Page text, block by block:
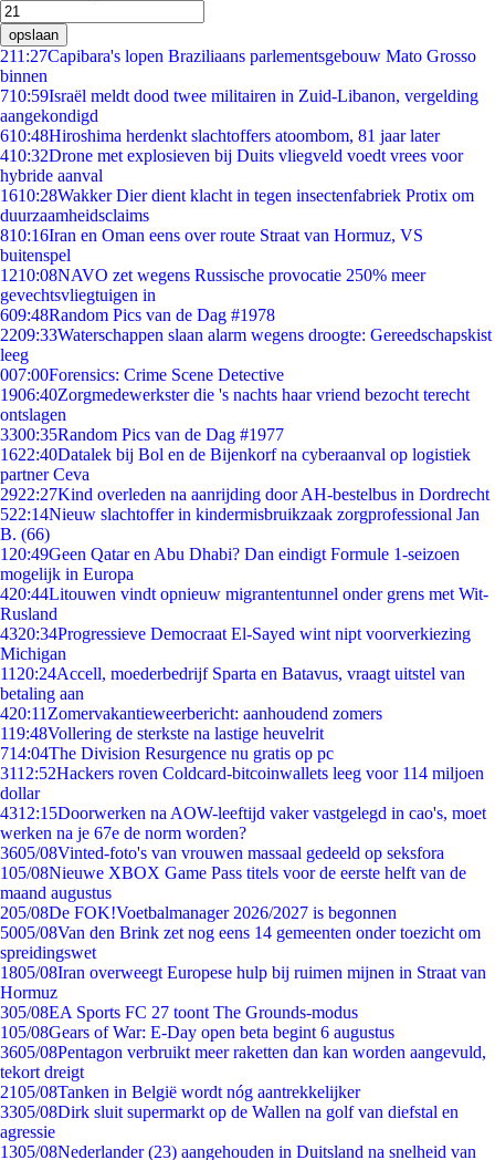
opslaan
211:27Capibara's lopen Braziliaans parlementsgebouw Mato Grosso
binnen
710:59Israël meldt dood twee militairen in Zuid-Libanon, vergelding
aangekondigd
610:48Hiroshima herdenkt slachtoffers atoombom, 81 jaar later
410:32Drone met explosieven bij Duits vliegveld voedt vrees voor
hybride aanval
1610:28Wakker Dier dient klacht in tegen insectenfabriek Protix om
duurzaamheidsclaims
810:16Iran en Oman eens over route Straat van Hormuz, VS
buitenspel
1210:08NAVO zet wegens Russische provocatie 250% meer
gevechtsvliegtuigen in
609:48Random Pics van de Dag #1978
2209:33Waterschappen slaan alarm wegens droogte: Gereedschapskist
leeg
007:00Forensics: Crime Scene Detective
1906:40Zorgmedewerkster die 's nachts haar vriend bezocht terecht
ontslagen
3300:35Random Pics van de Dag #1977
1622:40Datalek bij Bol en de Bijenkorf na cyberaanval op logistiek
partner Ceva
2922:27Kind overleden na aanrijding door AH-bestelbus in Dordrecht
522:14Nieuw slachtoffer in kindermisbruikzaak zorgprofessional Jan
B. (66)
1 20:49Geen Qatar en Abu Dhabi? Dan eindigt Formule 1-seizoen
mogelijk in Europa
420:44Litouwen vindt opnieuw migrantentunnel onder grens met Wit-
Rusland
4320:34Progressieve Democraat El-Sayed wint nipt voorverkiezing
Michigan
11 20:24Accell, moederbedrijf Sparta en Batavus, vraagt uitstel van
betaling aan
420:11 Zomervakantieweerbericht: aanhoudend zomers
119:48Vollering de sterkste na lastige heuvelrit
714:04The Division Resurgence nu gratis op pc
3112:52Hackers roven Coldcard-bitcoinwallets leeg voor 114 miljoen
dollar
4312:15Doorwerken na AOW-leeftijd vaker vastgelegd in cao's, moet
werken na je 67e de norm worden?
3605/08Vinted-foto's van vrouwen massaal gedeeld op seksfora
105/08Nieuwe XBOX Game Pass titels voor de eerste helft van de
maand augustus
205/08De FOK!Voetbalmanager 2026/2027 is begonnen
5005/08Van den Brink zet nog eens 14 gemeenten onder toezicht om
spreidingswet
1805/08Iran overweegt Europese hulp bij ruimen mijnen in Straat van
Hormuz
305/08EA Sports FC 27 toont The Grounds-modus
105/08Gears of War: E-Day open beta begint 6 augustus
3605/08Pentagon verbruikt meer raketten dan kan worden aangevuld,
tekort dreigt
2105/08Tanken in België wordt nóg aantrekkelijker
3305/08Dirk sluit supermarkt op de Wallen na golf van diefstal en
agressie
1305/08Nederlander (23) aangehouden in Duitsland na snelheid van